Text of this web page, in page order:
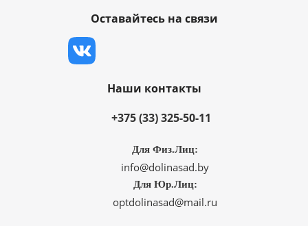
Оставайтесь на связи
Наши контакты
+375 (33) 325-50-11
Для Физ.Лиц:
info@dolinasad.by
Для Юр.Лиц:
optdolinasad@mail.ru